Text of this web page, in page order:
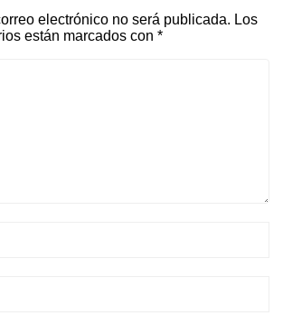
electrónico no será publicada. Los
están marcados con *